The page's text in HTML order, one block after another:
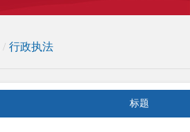
/ 行政执法
标题